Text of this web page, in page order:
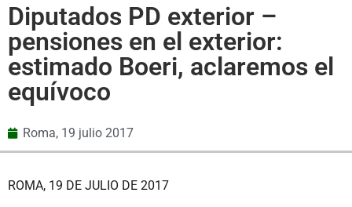
Diputados PD exterior –
pensiones en el exterior:
estimado Boeri, aclaremos el
equívoco
Roma, 19 julio 2017
ROMA, 19 DE JULIO DE 2017